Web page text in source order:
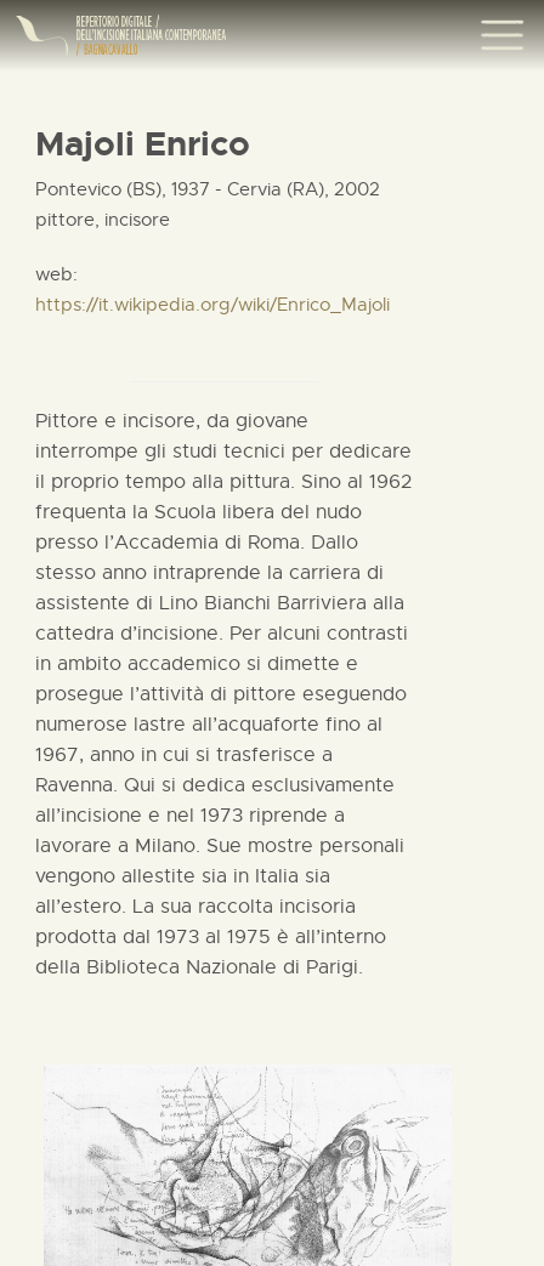
Majoli Enrico
Pontevico (BS), 1937 - Cervia (RA), 2002
pittore, incisore
web:
https://it.wikipedia.org/wiki/Enrico_Majoli
Pittore e incisore, da giovane
interrompe gli studi tecnici per dedicare
il proprio tempo alla pittura. Sino al 1962
frequenta la Scuola libera del nudo
presso l’Accademia di Roma. Dallo
stesso anno intraprende la carriera di
assistente di Lino Bianchi Barriviera alla
cattedra d’incisione. Per alcuni contrasti
in ambito accademico si dimette e
prosegue l’attività di pittore eseguendo
numerose lastre all’acquaforte fino al
1967, anno in cui si trasferisce a
Ravenna. Qui si dedica esclusivamente
all’incisione e nel 1973 riprende a
lavorare a Milano. Sue mostre personali
vengono allestite sia in Italia sia
all’estero. La sua raccolta incisoria
prodotta dal 1973 al 1975 è all’interno
della Biblioteca Nazionale di Parigi.